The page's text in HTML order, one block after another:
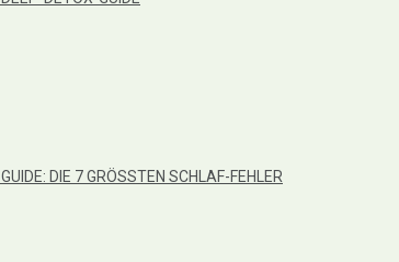
GUIDE: DIE 7 GRÖSSTEN SCHLAF-FEHLER